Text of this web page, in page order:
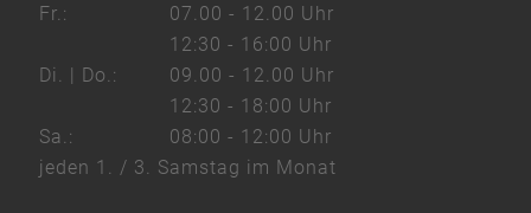
Fr.:
07.00 - 12.00 Uhr
12:30 - 16:00 Uhr
Di. | Do.:
09.00 - 12.00 Uhr
12:30 - 18:00 Uhr
Sa.:
08:00 - 12:00 Uhr
jeden 1. / 3. Samstag im Monat